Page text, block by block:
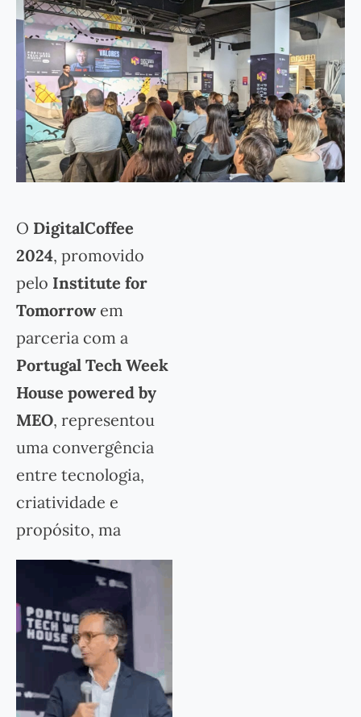
O DigitalCoffee
2024, promovido
pelo Institute for
Tomorrowem
parceria com a
Portugal Tech Week
House powered by
MEO, representou
uma convergência
entre tecnologia,
criatividade e
propósito, ma